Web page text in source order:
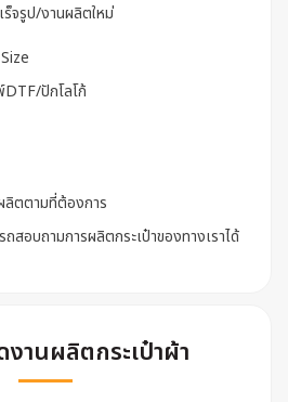
ร็จรูป/งานผลิตใหม่
ปักโลโก้
ลิตตามที่ต้องการ
สอบถามการผลิตกระเป๋าของทางเราได้
งานผลิตกระเป๋าผ้า